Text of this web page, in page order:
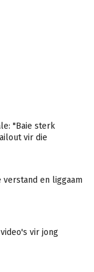
"Baie sterk
vir die
verstand en liggaam
vir jong